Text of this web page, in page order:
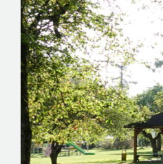
Raczkach